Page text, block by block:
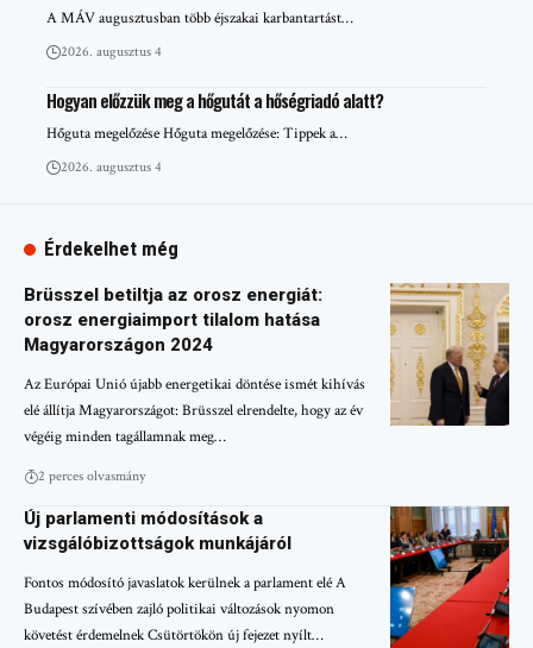
A MÁV augusztusban több éjszakai karbantartást…
2026. augusztus 4
Hogyan előzzük meg a hőgutát a hőségriadó alatt?
Hőguta megelőzése Hőguta megelőzése: Tippek a…
2026. augusztus 4
Érdekelhet még
Brüsszel betiltja az orosz energiát:
orosz energiaimport tilalom hatása
Magyarországon 2024
Az Európai Unió újabb energetikai döntése ismét kihívás
elé állítja Magyarországot: Brüsszel elrendelte, hogy az év
végéig minden tagállamnak meg…
2 perces olvasmány
Új parlamenti módosítások a
vizsgálóbizottságok munkájáról
Fontos módosító javaslatok kerülnek a parlament elé A
Budapest szívében zajló politikai változások nyomon
követést érdemelnek Csütörtökön új fejezet nyílt…